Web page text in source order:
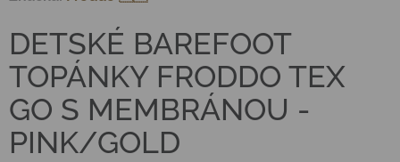
DETSKÉ BAREFOOT
TOPÁNKY FRODDO TEX
GO S MEMBRÁNOU -
PINK/GOLD